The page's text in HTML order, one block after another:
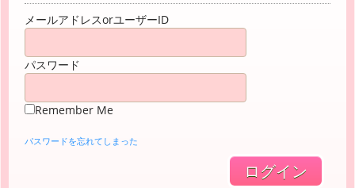
メールアドレスorユーザーID
パスワード
Remember Me
パスワードを忘れてしまった